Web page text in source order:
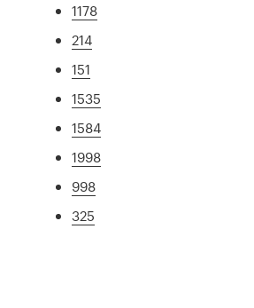
1178
214
151
1535
1584
1998
998
325